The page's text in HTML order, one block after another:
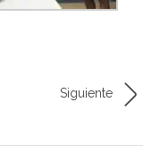
Siguiente